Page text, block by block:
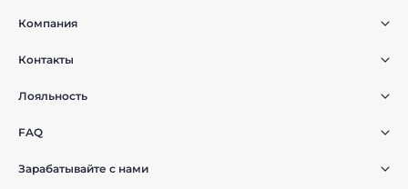
Компания
Контакты
Лояльность
FAQ
Зарабатывайте с нами